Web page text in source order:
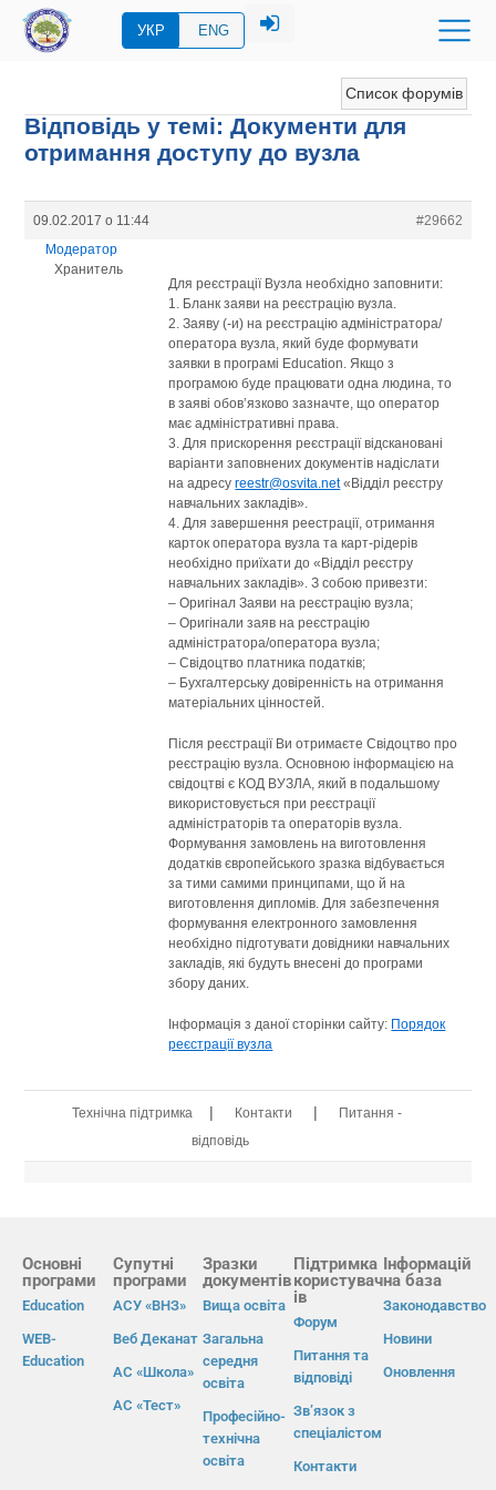
УКР ENG
Список форумів
Відповідь у темі: Документи для
отримання доступу до вузла
09.02.2017 о 11:44
#29662
Модератор
Хранитель
Для реєстрації Вузла необхідно заповнити:
1. Бланк заяви на реєстрацію вузла.
2. Заяву (-и) на реєстрацію адміністратора/
оператора вузла, який буде формувати
заявки в програмі Education. Якщо з
програмою буде працювати одна людина, то
в заяві обов’язково зазначте, що оператор
має адміністративні права.
3. Для прискорення реєстрації відскановані
варіанти заповнених документів надіслати
на адресуreestr@osvita.net«Відділ реєстру
навчальних закладів».
4. Для завершення реестрації, отримання
карток оператора вузла та карт-рідерів
необхідно приїхати до «Відділ реєстру
навчальних закладів». З собою привезти:
– Оригінал Заяви на реєстрацію вузла;
– Оригінали заяв на реєстрацію
адміністратора/оператора вузла;
– Свідоцтво платника податків;
– Бухгалтерську довіренність на отримання
матеріальних цінностей.
Після реєстрації Ви отримаєте Свідоцтво про
реєстрацію вузла. Основною інформацією на
свідоцтві є КОД ВУЗЛА, який в подальшому
використовується при реєстрації
адміністраторів та операторів вузла.
Формування замовлень на виготовлення
додатків європейського зразка відбувається
за тими самими принципами, що й на
виготовлення дипломів. Для забезпечення
формування електронного замовлення
необхідно підготувати довідники навчальних
закладів, які будуть внесені до програми
збору даних.
Інформація з даної сторінки сайту: Порядок
реєстрації вузла
Технічна підтримка | Контакти |
Питання -
відповідь
Основні
програми
Education
WEB-
Education
Супутні
програми
АСУ «ВНЗ»
Веб Деканат
АС «Школа»
АС «Тест»
Зразки
документів
Вища освіта
Загальна
середня
освіта
Професійно-
технічна
освіта
Підтримка
користувач
ів
Форум
Питання та
відповіді
Зв’язок з
спеціалістом
Контакти
Інформацій
на база
Законодавство
Новини
Оновлення